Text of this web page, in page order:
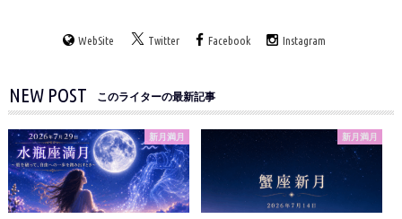
WebSite Twitter Facebook Instagram
NEW POST このライターの最新記事
新月満月 新月満月